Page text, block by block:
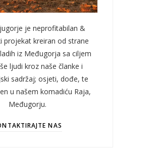
je neprofitabilan &
projekat kreiran od strane
iz Međugorja sa ciljem
ljudi kroz naše članke i
sadržaj; osjeti, dođe, te
u našem komadiću Raja,
Međugorju.
NAS